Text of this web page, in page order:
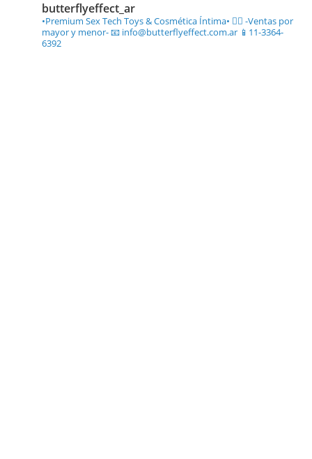
butterflyeffect_ar
•Premium Sex Tech Toys & Cosmética Íntima• ❤️‍🔥 -Ventas por
mayor y menor-📧 info@butterflyeffect.com.ar 📱11-3364-
6392